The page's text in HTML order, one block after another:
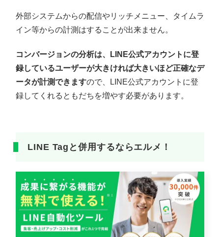
外部システムからの配信やリッチメニュー、タイムラ
イン等からの計測はすることが出来ません。
コンバージョンの分析は、LINE公式アカウントに登
録しているユーザーが大きければ大きいほど正確なデ
ータが計測できますので、LINE公式アカウントに登
録してくれるともだちを増やす必要があります。
LINE Tagと併用するならエルメ！